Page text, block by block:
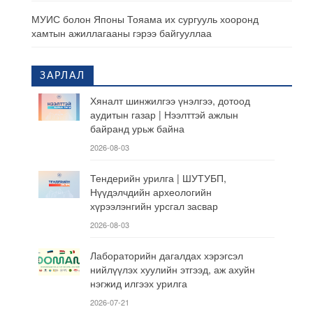
МУИС болон Японы Тояама их сургууль хооронд
хамтын ажиллагааны гэрээ байгууллаа
ЗАРЛАЛ
Хяналт шинжилгээ үнэлгээ, дотоод
аудитын газар | Нээлттэй ажлын
байранд урьж байна
2026-08-03
Тендерийн урилга | ШУТУБП,
Нүүдэлчдийн археологийн
хүрээлэнгийн урсгал засвар
2026-08-03
Лабораторийн дагалдах хэрэгсэл
нийлүүлэх хуулийн этгээд, аж ахуйн
нэгжид илгээх урилга
2026-07-21